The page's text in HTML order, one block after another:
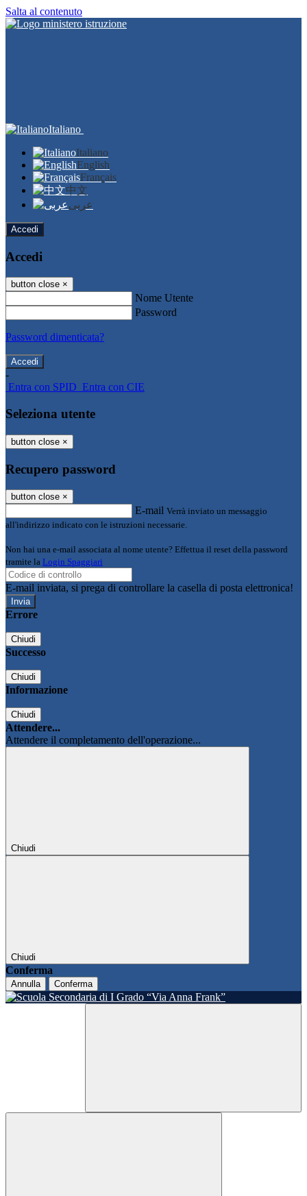
Salta al contenuto
Italiano
Italiano
English
Français
中文
عربى
Accedi
Accedi
button close ×
Nome Utente
Password
Password dimenticata?
-
Entra con SPID Entra con CIE
Seleziona utente
button close ×
Recupero password
button close ×
E-mail Verrà inviato un messaggio
all'indirizzo indicato con le istruzioni necessarie.
Non hai una e-mail associata al nome utente? Effettua il reset della password
tramite la Login Spaggiari
E-mail inviata, si prega di controllare la casella di posta elettronica!
Errore
Chiudi
Successo
Chiudi
Informazione
Chiudi
Attendere...
Attendere il completamento dell'operazione...
Chiudi
Chiudi
Conferma
Annulla Conferma